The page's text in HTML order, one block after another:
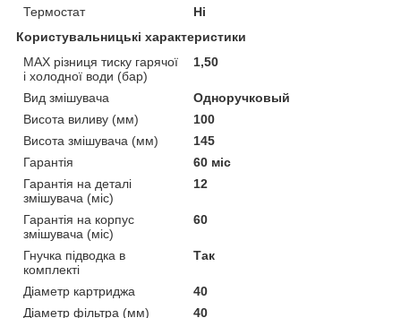
Термостат
Ні
Користувальницькі характеристики
MAX різниця тиску гарячої
і холодної води (бар)
1,50
Вид змішувача
Одноручковый
Висота виливу (мм)
100
Висота змішувача (мм)
145
Гарантія
60 міс
Гарантія на деталі
змішувача (міс)
12
Гарантія на корпус
змішувача (міс)
60
Гнучка підводка в
комплекті
Так
Діаметр картриджа
40
Діаметр фільтра (мм)
40